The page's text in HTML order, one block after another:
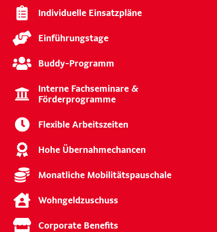
Individuelle Einsatzpläne
Einführungstage
Buddy-Programm
Interne Fachseminare &
Förderprogramme
Flexible Arbeitszeiten
Hohe Übernahmechancen
Monatliche Mobilitätspauschale
Wohngeldzuschuss
Corporate Benefits